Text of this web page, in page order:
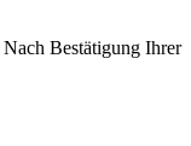
Nach Bestätigung Ihrer